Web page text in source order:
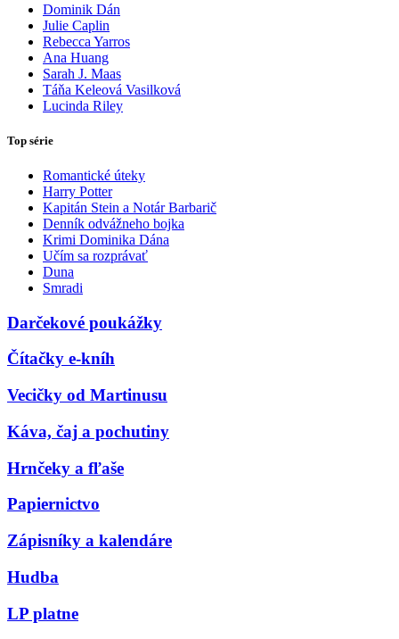
Dominik Dán
Julie Caplin
Rebecca Yarros
Ana Huang
Sarah J. Maas
Táňa Keleová Vasilková
Lucinda Riley
Top série
Romantické úteky
Harry Potter
Kapitán Stein a Notár Barbarič
Denník odvážneho bojka
Krimi Dominika Dána
Učím sa rozprávať
Duna
Smradi
Darčekové poukážky
Čítačky e-kníh
Vecičky od Martinusu
Káva, čaj a pochutiny
Hrnčeky a fľaše
Papiernictvo
Zápisníky a kalendáre
Hudba
LP platne